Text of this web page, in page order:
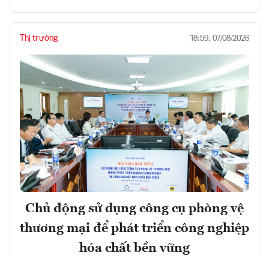
Thị trường 18:59, 07/08/2026
Chủ động sử dụng công cụ phòng vệ
thương mại để phát triển công nghiệp
hóa chất bền vững